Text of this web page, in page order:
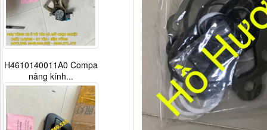
H4610140011A0 Compa
nâng kính...